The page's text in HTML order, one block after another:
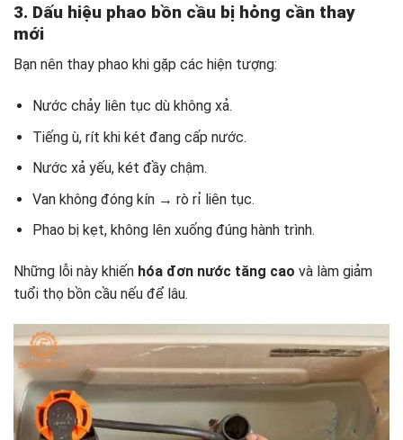
3. Dấu hiệu phao bồn cầu bị hỏng cần thay
mới
Bạn nên thay phao khi gặp các hiện tượng:
Nước chảy liên tục dù không xả.
Tiếng ù, rít khi két đang cấp nước.
Nước xả yếu, két đầy chậm.
Van không đóng kín → rò rỉ liên tục.
Phao bị kẹt, không lên xuống đúng hành trình.
Những lỗi này khiến hóa đơn nước tăng cao và làm giảm
tuổi thọ bồn cầu nếu để lâu.